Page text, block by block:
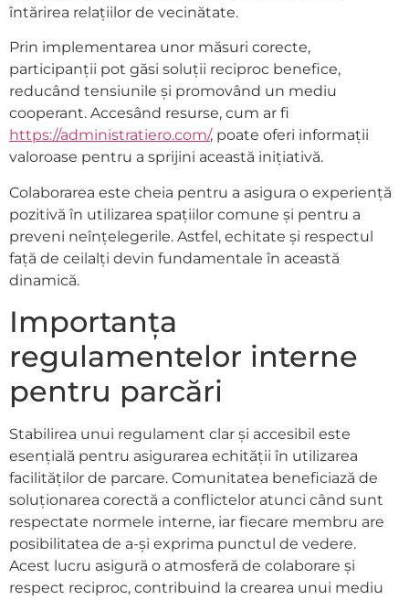
întărirea relațiilor de vecinătate.
Prin implementarea unor măsuri corecte,
participanții pot găsi soluții reciproc benefice,
reducând tensiunile și promovând un mediu
cooperant. Accesând resurse, cum ar fi
https://administratiero.com/, poate oferi informații
valoroase pentru a sprijini această inițiativă.
Colaborarea este cheia pentru a asigura o experiență
pozitivă în utilizarea spațiilor comune și pentru a
preveni neînțelegerile. Astfel, echitate și respectul
față de ceilalți devin fundamentale în această
dinamică.
Importanța
regulamentelor interne
pentru parcări
Stabilirea unui regulament clar și accesibil este
esențială pentru asigurarea echității în utilizarea
facilităților de parcare. Comunitatea beneficiază de
soluționarea corectă a conflictelor atunci când sunt
respectate normele interne, iar fiecare membru are
posibilitatea de a-și exprima punctul de vedere.
Acest lucru asigură o atmosferă de colaborare și
respect reciproc, contribuind la crearea unui mediu